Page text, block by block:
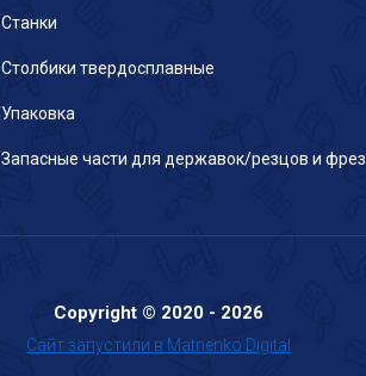
Станки
Столбики твердосплавные
Упаковка
Запасные части для державок/резцов и фрез
Copyright © 2020 - 2026
Сайт запустили в Matnenko Digital